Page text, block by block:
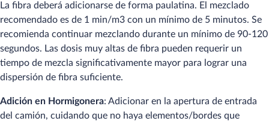
La fibra deberá adicionarse de forma paulatina. El mezclado
recomendado es de 1 min/m3 con un mínimo de 5 minutos. Se
recomienda continuar mezclando durante un mínimo de 90-120
segundos. Las dosis muy altas de fibra pueden requerir un
tiempo de mezcla significativamente mayor para lograr una
dispersión de fibra suficiente.
Adición en Hormigonera: Adicionar en la apertura de entrada
del camión, cuidando que no haya elementos/bordes que